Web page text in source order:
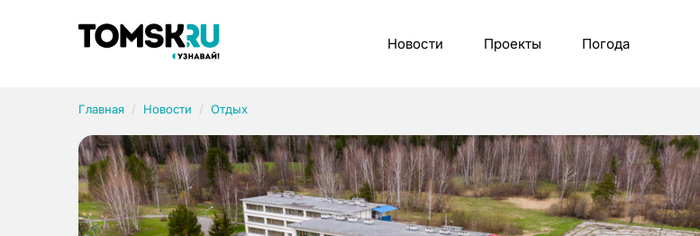
Новости Проекты Погода
Главная Новости Отдых
Рубрики